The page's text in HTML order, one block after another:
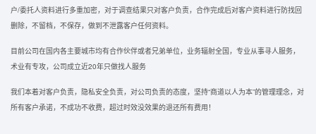
户/委托人资料进行多重加密，对于调查结果只对客户负责，合作完成后对客户资料进行防找回
删除，不留档，不保存，做到不泄露客户任何资料。
目前公司在国内各主要城市均有合作伙伴或者兄弟单位，业务辐射全国，专业从事寻人服务，
术业有专攻，公司成立近20年只做找人服务
我们本着对客户负责，隐私安全负责，对公司负责的态度，坚持“商道以人为本”的管理理念，对
所有客户承诺，不成功不收费，超过时效没效果的退还所有费用！